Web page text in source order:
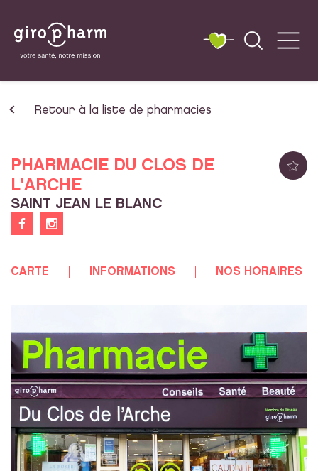
Retour à la liste de pharmacies
PHARMACIE DU CLOS DE
L'ARCHE
SAINT JEAN LE BLANC
CARTE INFORMATIONS NOS HORAIRES